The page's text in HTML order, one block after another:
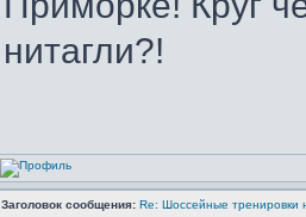
нитагли?!
Заголовок сообщения: Re: Шоссейные тренировки